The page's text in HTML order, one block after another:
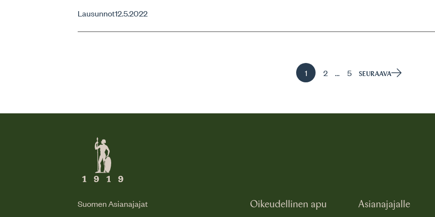
Lausunnot12.5.2022
Sivu
1
, Aktiivinen sivu
Sivu
2 … Sivu
5 SEURAAVA
Suomen Asianajajat
Oikeudellinen apu Asianajajalle